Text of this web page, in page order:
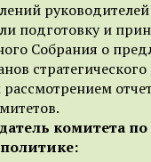
подготовку и
Собрания о
стратегического
комитета